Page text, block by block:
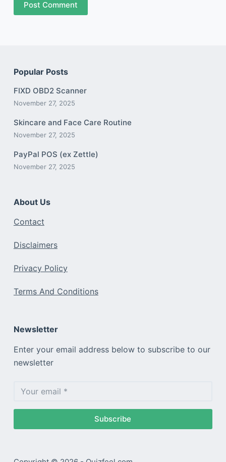
Post Comment
Popular Posts
FIXD OBD2 Scanner
November 27, 2025
Skincare and Face Care Routine
November 27, 2025
PayPal POS (ex Zettle)
November 27, 2025
About Us
Contact
Disclaimers
Privacy Policy
Terms And Conditions
Newsletter
Enter your email address below to subscribe to our
newsletter
Subscribe